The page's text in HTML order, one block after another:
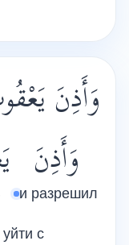
وَأَذِنَ
وَأَذِنَ
и разрешил
с